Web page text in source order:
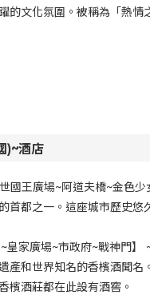
的文化氛圍。被稱為「熱
)~酒店
國王廣場~阿道夫橋~金色少
首都之一。這座城市歷史
皇家廣場~市政府~戰神門】
產和世界知名的香檳酒聞
檳酒莊都在此設有酒窖。